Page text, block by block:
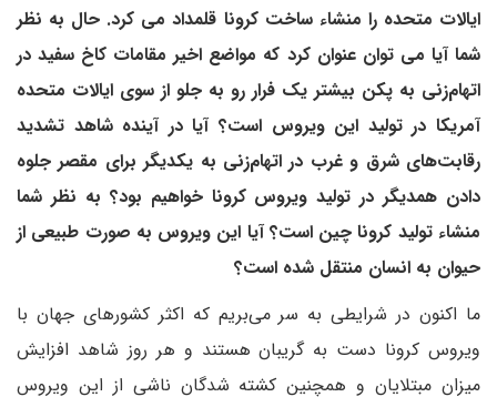
ایالات متحده را منشاء ساخت کرونا قلمداد می کرد. حال به نظر
شما آیا می توان عنوان کرد که مواضع اخیر مقامات کاخ سفید در
اتهام‌زنی به پکن بیشتر یک فرار رو به جلو از سوی ایالات متحده
آمریکا در تولید این ویروس است؟ آیا در آینده شاهد تشدید
رقابت‌های شرق و غرب در اتهام‌زنی به یکدیگر برای مقصر جلوه
دادن همدیگر در تولید ویروس کرونا خواهیم بود؟ به نظر شما
منشاء تولید کرونا چین است؟ آیا این ویروس به صورت طبیعی از
حیوان به انسان منتقل شده است؟
ما اکنون در شرایطی به سر می‌بریم که اکثر کشورهای جهان با
ویروس کرونا دست به گریبان هستند و هر روز شاهد افزایش
میزان مبتلایان و همچنین کشته شدگان ناشی از این ویروس